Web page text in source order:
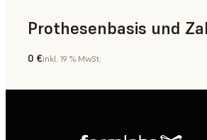
Zahnmedizin
0 €inkl. 19 % MwSt.